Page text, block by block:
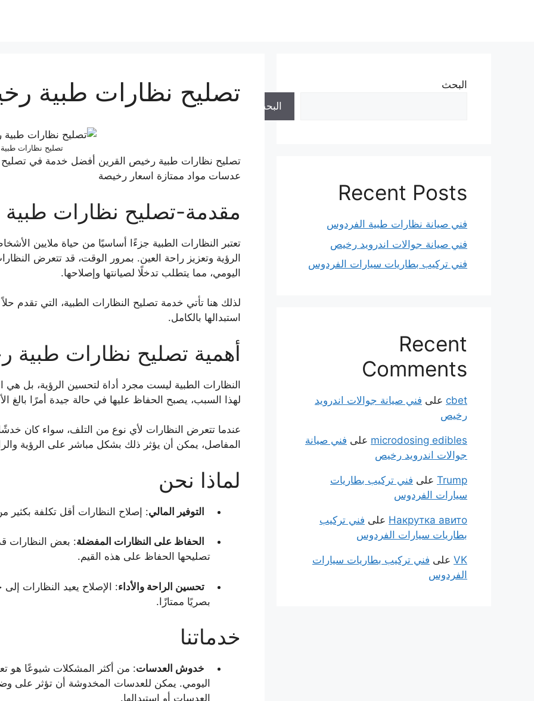
تصليح نظارات طبية
تصليح نظارات
تصليح نظارات طبية رخيص القرين أفضل خدمة في تصليح
عدسات مواد ممتازة اسعار رخيصة
مقدمة-تصليح نظارات
تعتبر النظارات الطبية جزءًا أساسيًا من حياة ملايين
الرؤية وتعزيز راحة العين. بمرور الوقت، قد تتعرض
اليومي، مما يتطلب تدخلًا لصيانتها وإصلاحها.
لذلك هنا تأتي خدمة تصليح النظارات الطبية، التي تقدم
استبدالها بالكامل.
أهمية تصليح نظارات طبية
النظارات الطبية ليست مجرد أداة لتحسين الرؤية، بل هي
لهذا السبب، يصبح الحفاظ عليها في حالة جيدة أمرًا بالغ
عندما تتعرض النظارات لأي نوع من التلف، سواء كان
المفاصل، يمكن أن يؤثر ذلك بشكل مباشر على الرؤية
لماذا نحن
التوفير المالي: إصلاح النظارات أقل تكلفة
الحفاظ على النظارات المفضلة: بعض النظارات
تصليحها الحفاظ على هذه القيم.
تحسين الراحة والأداء: الإصلاح يعيد النظارات إلى
بصريًا ممتازًا.
خدماتنا
خدوش العدسات: من أكثر المشكلات شيوعًا هو
اليومي. يمكن للعدسات المخدوشة أن تؤثر على
العدسات أو استبدالها.
البحث
البحث
Recent Posts
فني صيانة نظارات طبية الفردوس
فني صيانة جوالات اندرويد رخيص
فني تركيب بطاريات سيارات الفردوس
Recent
Comments
cbet على فني صيانة جوالات اندرويد
رخيص
microdosing edibles على فني صيانة
جوالات اندرويد رخيص
Trump على فني تركيب بطاريات
سيارات الفردوس
Накрутка авито على فني تركيب
بطاريات سيارات الفردوس
VK على فني تركيب بطاريات سيارات
الفردوس